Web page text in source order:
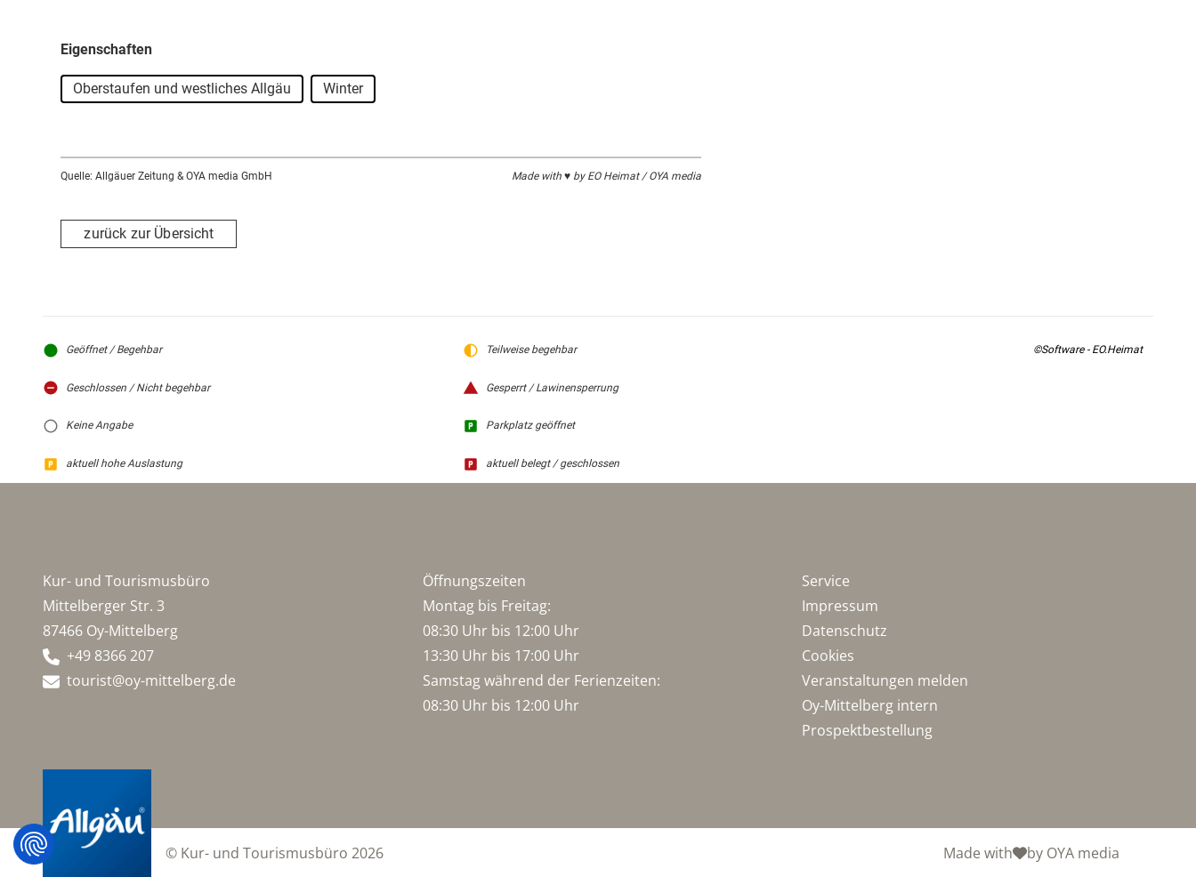
Eigenschaften
Oberstaufen und westliches Allgäu Winter
Quelle: Allgäuer Zeitung & OYA media GmbH Made with ♥ by EO Heimat / OYA media
zurück zur Übersicht
Geöffnet / Begehbar Teilweise begehbar
Geschlossen / Nicht begehbar Gesperrt / Lawinensperrung
Keine Angabe Parkplatz geöffnet
aktuell hohe Auslastung aktuell belegt / geschlossen
©Software - EO.Heimat
Kur- und Tourismusbüro
Mittelberger Str. 3
87466 Oy-Mittelberg
+49 8366 207
tourist@oy-mittelberg.de
Öffnungszeiten
Montag bis Freitag:
08:30 Uhr bis 12:00 Uhr
13:30 Uhr bis 17:00 Uhr
Samstag während der Ferienzeiten:
08:30 Uhr bis 12:00 Uhr
Service
Impressum
Datenschutz
Cookies
Veranstaltungen melden
Oy-Mittelberg intern
Prospektbestellung
© Kur- und Tourismusbüro 2026 Made with by OYA media